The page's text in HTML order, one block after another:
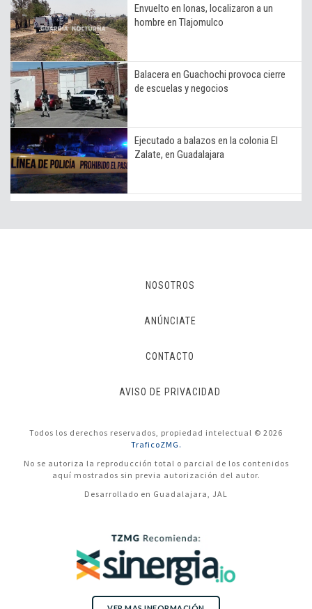
Envuelto en lonas, localizaron a un
hombre en Tlajomulco
Balacera en Guachochi provoca cierre
de escuelas y negocios
Ejecutado a balazos en la colonia El
Zalate, en Guadalajara
NOSOTROS
ANÚNCIATE
CONTACTO
AVISO DE PRIVACIDAD
Todos los derechos reservados, propiedad intelectual © 2026
TraficoZMG.
No se autoriza la reproducción total o parcial de los contenidos
aquí mostrados sin previa autorización del autor.
Desarrollado en Guadalajara, JAL